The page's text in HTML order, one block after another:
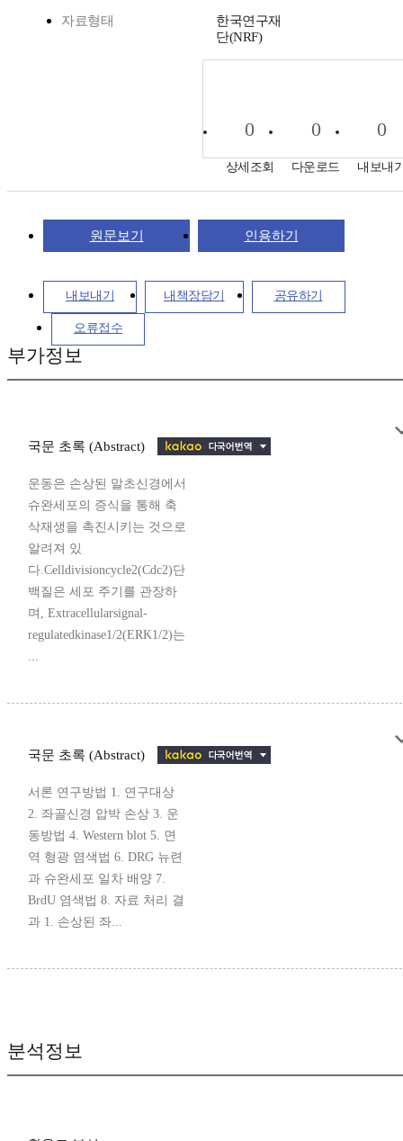
자료형태
한국연구재
단(NRF)
0
상세조회
0
다운로드
0
내보내
원문보기 인용하기
내보내기 내책장담기 공유하기
오류접수
부가정보
국문 초록 (Abstract)
운동은 손상된 말초신경에서
슈완세포의 증식을 통해 축
삭재생을 촉진시키는 것으로
알려져 있
다.Celldivisioncycle2(Cdc2)단
백질은 세포 주기를 관장하
며, Extracellularsignal-
regulatedkinase1/2(ERK1/2)는
...
국문 초록 (Abstract)
서론 연구방법 1. 연구대상
2. 좌골신경 압박 손상 3. 운
동방법 4. Western blot 5. 면
역 형광 염색법 6. DRG 뉴련
과 슈완세포 일차 배양 7.
BrdU 염색법 8. 자료 처리 결
과 1. 손상된 좌...
분석정보